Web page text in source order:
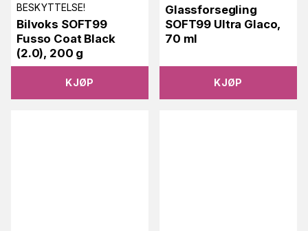
BESKYTTELSE!
Bilvoks SOFT99
Fusso Coat Black
(2.0), 200 g
KJØP
Glassforsegling
SOFT99 Ultra Glaco,
70 ml
KJØP